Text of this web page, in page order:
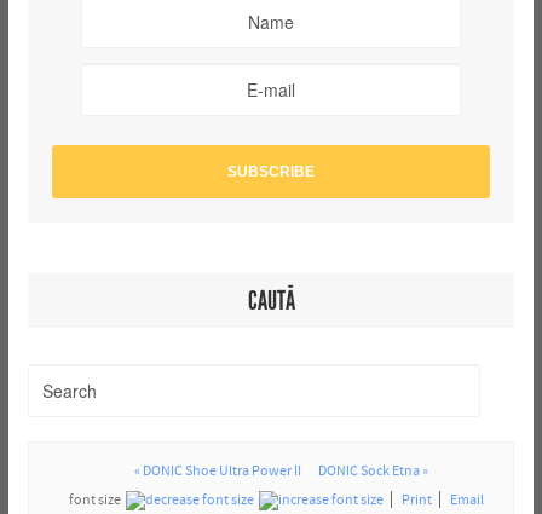
CAUTĂ
« DONIC Shoe Ultra Power II
DONIC Sock Etna »
font size
Print Email